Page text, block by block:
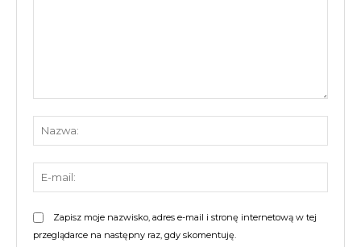
Zapisz moje nazwisko, adres e-mail i stronę internetową w tej
przeglądarce na następny raz, gdy skomentuję.